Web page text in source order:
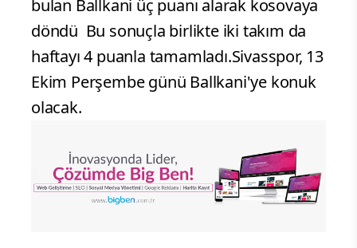
bulan Ballkani üç puanı alarak kosovaya
döndü Bu sonuçla birlikte iki takım da
haftayı 4 puanla tamamladı.Sivasspor, 13
Ekim Perşembe günü Ballkani'ye konuk
olacak.